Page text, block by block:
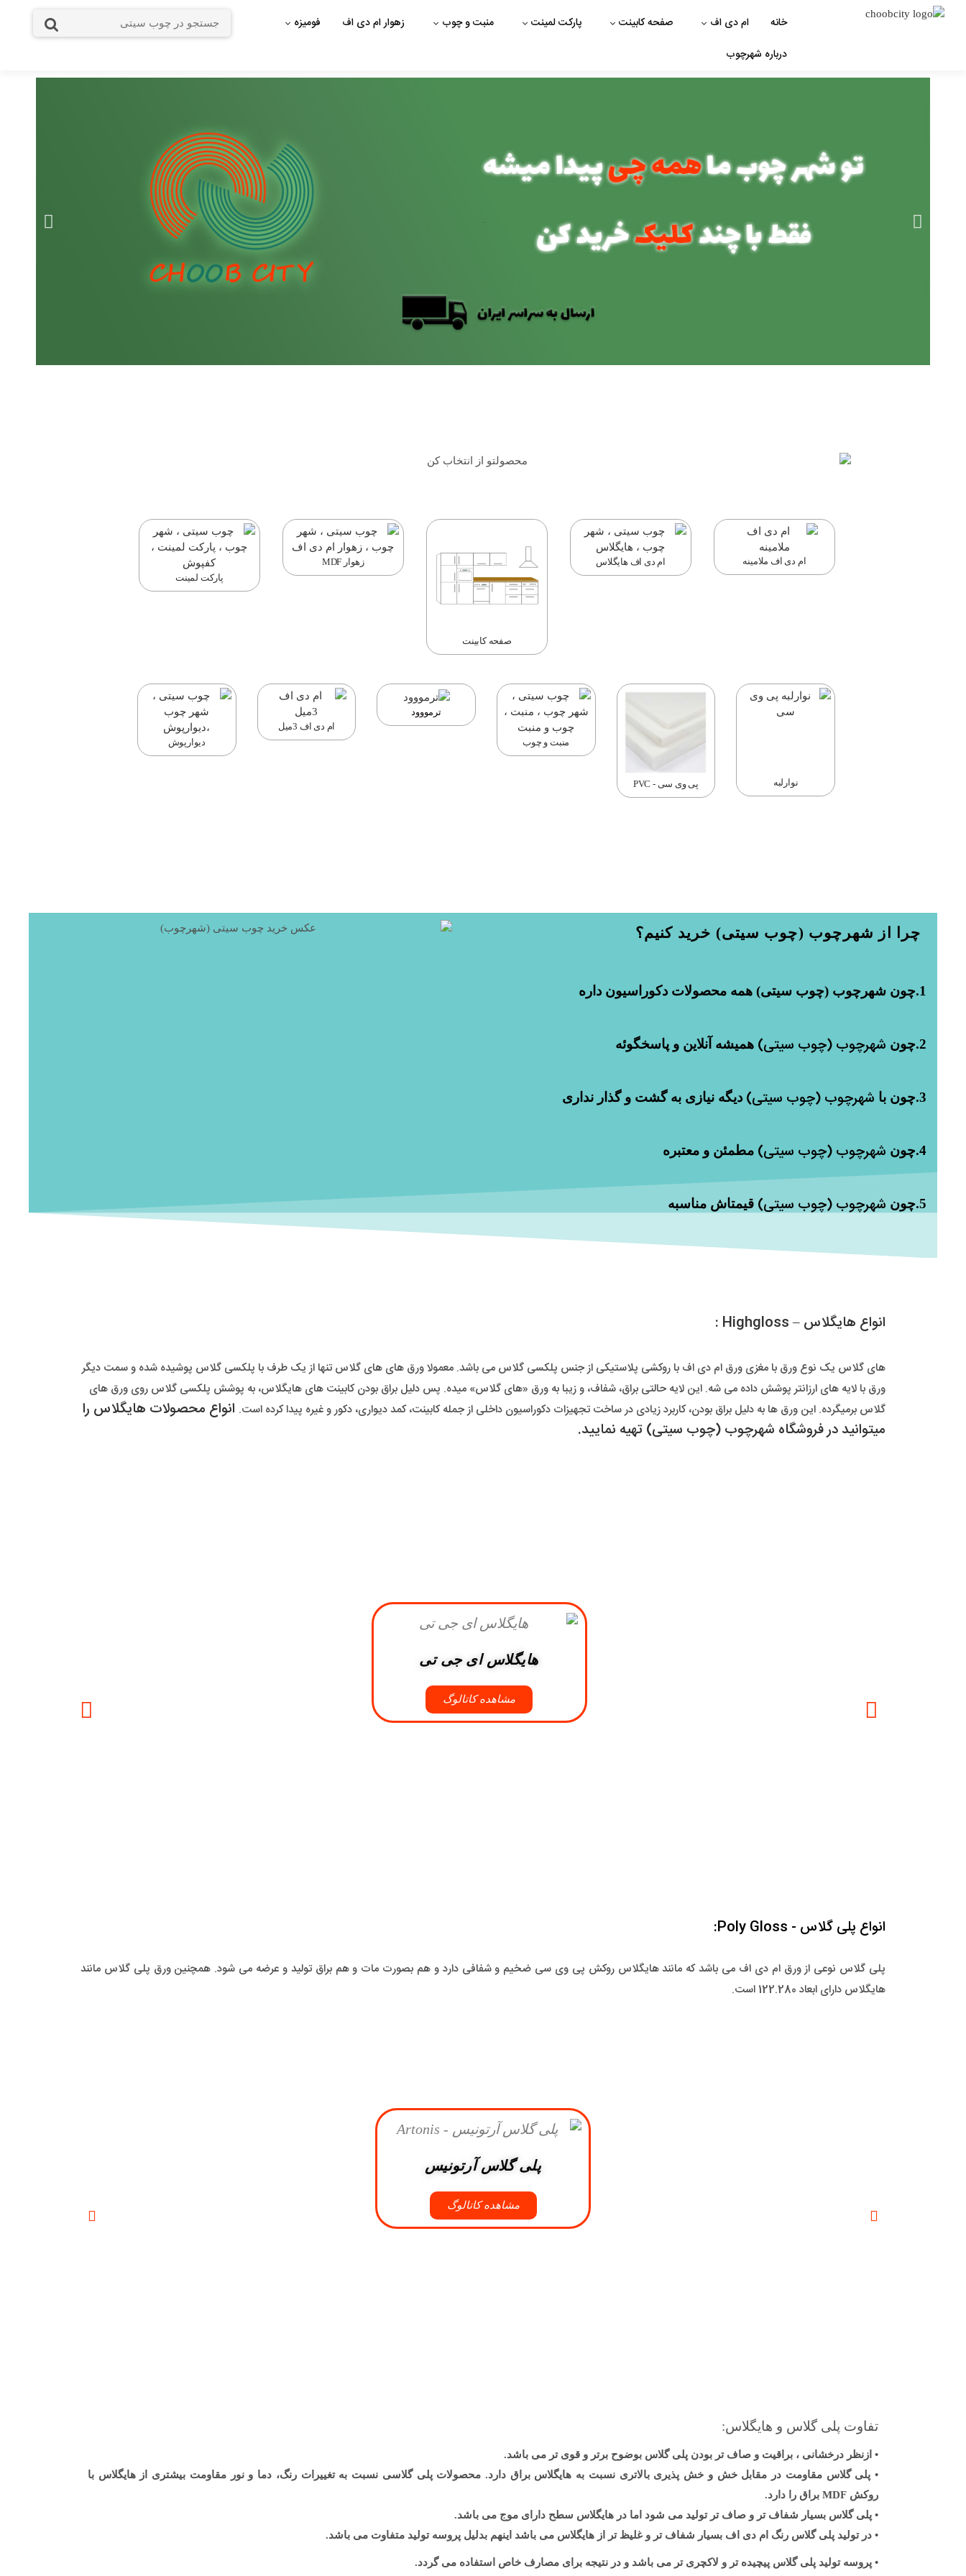
خانه ام دی اف صفحه کابینت پارکت لمینت منبت و چوب زهوار ام دی اف
فومیزه
درباره شهرچوب
ام دی اف ملامینه ام دی اف هایگلاس
صفحه کابینت
زهوار MDF
پارکت لمینت
نوارلبه پی وی سی - PVC
منبت و چوب
ترمووود
ام دی اف 3میل
دیوارپوش
چرا از شهرچوب (چوب سیتی) خرید کنیم؟
شهرچوب (چوب سیتی) همیشه آنلاین و پاسخگوئه
شهرچوب (چوب سیتی)دیگه نیازی به گشت و گذار نداری
شهرچوب (چوب سیتی) مطمئن و معتبره
شهرچوب (چوب سیتی) قیمتاش مناسبه
انواع هایگلاس – Highgloss :
های گلاس یک نوع ورق با مغزی ورق ام دی اف با روکشی پلاستیکی از جنس پلکسی گلاس می باشد. معمولا ورق های های گلاس تنها از یک طرف با پلکسی گلاس پوشیده شده و سمت دیگر
ورق با لایه های ارزانتر پوشش داده می شه. این لایه حالتی براق، شفاف، و زیبا به ورق «های گلاس» میده. پس دلیل براق بودن کابینت های هایگلاس، به پوشش پلکسی گلاس روی ورق های
گلاس برمیگرده. این ورق ها به دلیل براق بودن، کاربرد زیادی در ساخت تجهیزات دکوراسیون داخلی از جمله کابینت، کمد دیواری، دکور و غیره پیدا کرده است. انواع محصولات هایگلاس را
میتوانید در فروشگاه شهرچوب (چوب سیتی) تهیه نمایید.
هایگلاس ای جی تی
مشاهده کاتالوگ
انواع پلی گلاس - Poly Gloss:
پلی گلاس نوعی از ورق ام دی اف می باشد که مانند هایگلاس روکش پی وی سی ضخیم و شفافی دارد و هم بصورت مات و هم براق تولید و عرضه می شود. همچنین ورق پلی گلاس مانند
هایگلاس دارای ابعاد 122.280 است.
پلی گلاس آرتونیس
مشاهده کاتالوگ
تفاوت پلی گلاس و هایگلاس:
• ازنظر درخشانی ، براقیت و صاف تر بودن پلی گلاس بوضوح برتر و قوی تر می باشد.
• پلی گلاس مقاومت در مقابل خش و خش پذیری بالاتری نسبت به هایگلاس براق دارد. محصولات پلی گلاسی نسبت به تغییرات رنگ، دما و نور مقاومت بیشتری از هایگلاس با
روکش
براق را دارد.
• پلی گلاس بسیار شفاف تر و صاف تر تولید می شود اما در هایگلاس سطح دارای موج می باشد.
• در تولید پلی گلاس رنگ ام دی اف بسیار شفاف تر و غلیظ تر از هایگلاس می باشد اینهم بدلیل پروسه تولید متفاوت می باشد.
• پروسه تولید پلی گلاس پیچیده تر و لاکچری تر می باشد و در نتیجه برای مصارف خاص استفاده می گردد.